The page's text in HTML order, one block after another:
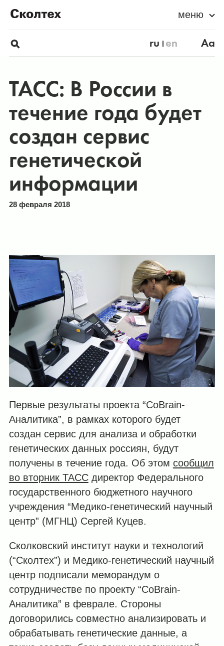
меню
ru en Aa
ТАСС: В России в
течение года будет
создан сервис
генетической
информации
28 февраля 2018
Первые результаты проекта “CoBrain-
Аналитика”, в рамках которого будет
создан сервис для анализа и обработки
генетических данных россиян, будут
получены в течение года. Об этом сообщил
во вторник ТАССдиректор Федерального
государственного бюджетного научного
учреждения “Медико-генетический научный
центр” (МГНЦ) Сергей Куцев.
Сколковский институт науки и технологий
(“Сколтех”) и Медико-генетический научный
центр подписали меморандум о
сотрудничестве по проекту “CoBrain-
Аналитика” в феврале. Стороны
договорились совместно анализировать и
обрабатывать генетические данные, а